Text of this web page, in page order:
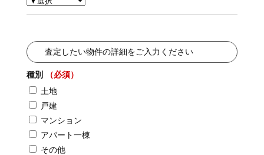
査定したい物件の詳細をご入力ください
種別
（必須）
土地
戸建
マンション
アパート一棟
その他